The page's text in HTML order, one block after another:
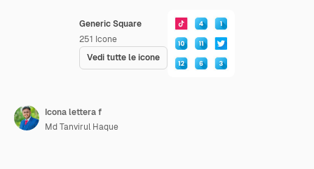
Generic Square
251 Icone
Vedi tutte le icone
Icona lettera f
Md Tanvirul Haque